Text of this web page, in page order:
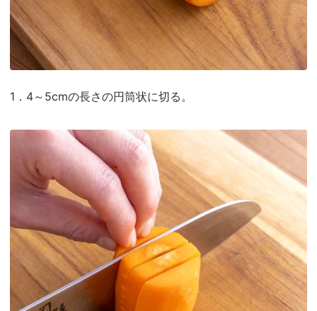
1．4～5cmの長さの円筒状に切る。